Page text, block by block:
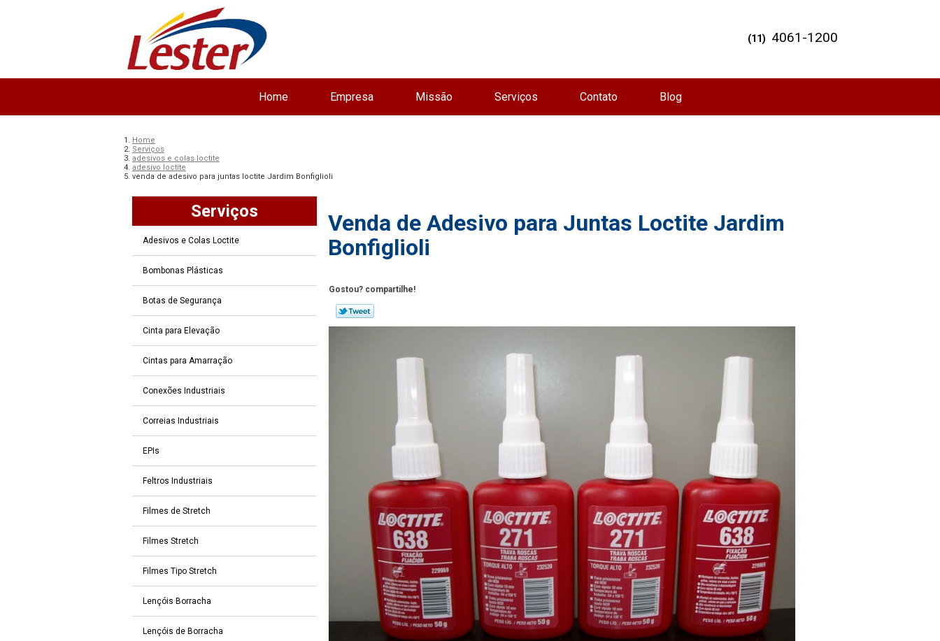
Home Empresa Missão Serviços Contato Blog
(11) 4061-1200
Home
Serviços
adesivos e colas loctite
adesivo loctite
venda de adesivo para juntas loctite Jardim Bonfiglioli
Serviços
Adesivos e Colas Loctite
Bombonas Plásticas
Botas de Segurança
Cinta para Elevação
Cintas para Amarração
Conexões Industriais
Correias Industriais
EPIs
Feltros Industriais
Filmes de Stretch
Filmes Stretch
Filmes Tipo Stretch
Lençóis Borracha
Lençóis de Borracha
Venda de Adesivo para Juntas Loctite Jardim
Bonfiglioli
Gostou? compartilhe!